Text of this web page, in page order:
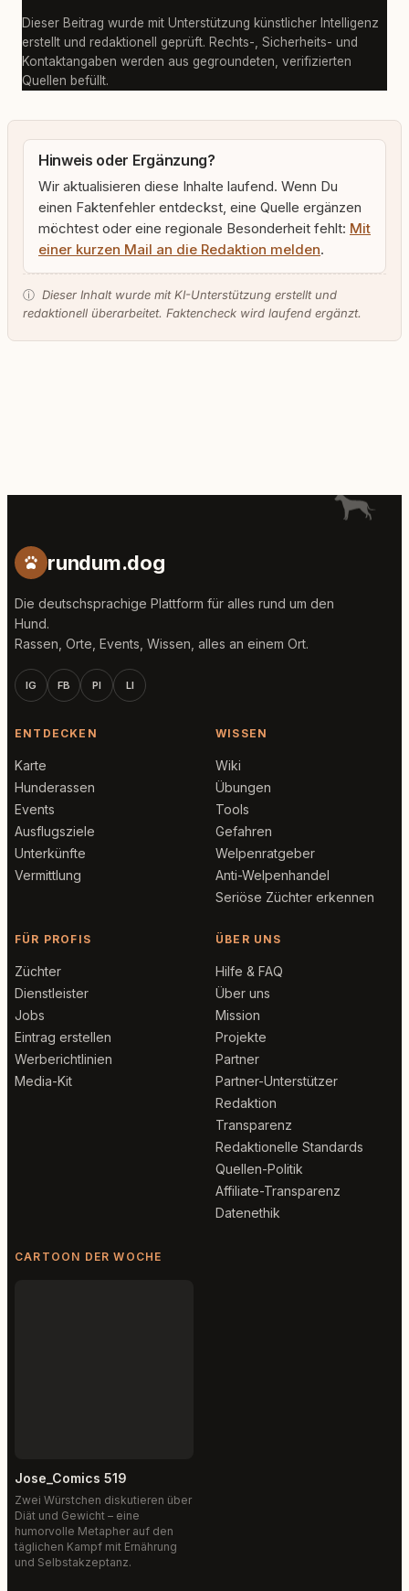
Dieser Beitrag wurde mit Unterstützung künstlicher Intelligenz
erstellt und redaktionell geprüft. Rechts-, Sicherheits- und
Kontaktangaben werden aus gegroundeten, verifizierten
Quellen befüllt.
Hinweis oder Ergänzung?
Wir aktualisieren diese Inhalte laufend. Wenn Du
einen Faktenfehler entdeckst, eine Quelle ergänzen
möchtest oder eine regionale Besonderheit fehlt: Mit
einer kurzen Mail an die Redaktion melden.
ⓘ Dieser Inhalt wurde mit KI-Unterstützung erstellt und
redaktionell überarbeitet. Faktencheck wird laufend ergänzt.
rundum.dog
Die deutschsprachige Plattform für alles rund um den
Hund.
Rassen, Orte, Events, Wissen, alles an einem Ort.
IG FB PI LI
ENTDECKEN
Karte
Hunderassen
Events
Ausflugsziele
Unterkünfte
Vermittlung
WISSEN
Wiki
Übungen
Tools
Gefahren
Welpenratgeber
Anti-Welpenhandel
Seriöse Züchter erkennen
FÜR PROFIS
Züchter
Dienstleister
Jobs
Eintrag erstellen
Werberichtlinien
Media-Kit
ÜBER UNS
Hilfe & FAQ
Über uns
Mission
Projekte
Partner
Partner-Unterstützer
Redaktion
Transparenz
Redaktionelle Standards
Quellen-Politik
Affiliate-Transparenz
Datenethik
CARTOON DER WOCHE
Jose_Comics 519
Zwei Würstchen diskutieren über
Diät und Gewicht – eine
humorvolle Metapher auf den
täglichen Kampf mit Ernährung
und Selbstakzeptanz.